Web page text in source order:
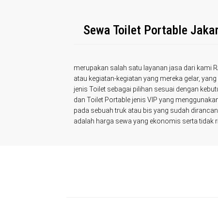
Sewa Toilet Portable
merupakan salah satu layanan jasa dari kami
atau kegiatan-kegiatan yang mereka gelar,
jenis Toilet sebagai pilihan sesuai dengan
dan Toilet Portable jenis VIP yang
pada sebuah truk atau bis yang sudah
adalah harga sewa yang ekonomis serta tidak